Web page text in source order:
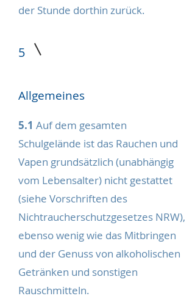
der Stunde dorthin zurück.
5
Allgemeines
5.1 Auf dem gesamten
Schulgelände ist das Rauchen und
Vapen grundsätzlich (unabhängig
vom Lebensalter) nicht gestattet
(siehe Vorschriften des
Nichtraucherschutzgesetzes NRW),
ebenso wenig wie das Mitbringen
und der Genuss von alkoholischen
Getränken und sonstigen
Rauschmitteln.